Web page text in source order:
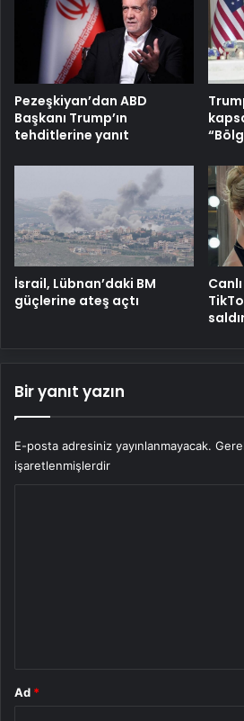
Pezeşkiyan’dan ABD
Başkanı Trump’ın
tehditlerine yanıt
İsrail, Lübnan’daki BM
güçlerine ateş açtı
Bir yanıt yazın
E-posta adresiniz yayınlanmayacak.
işaretlenmişlerdir
Ad *